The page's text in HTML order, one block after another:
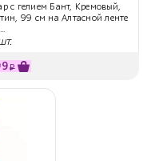
с гелием Бант, Кремовый,
99 см на Алтасной ленте
₽